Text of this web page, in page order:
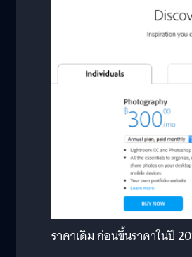
ราคาเดิม ก่อนขึ้นราคาในปี